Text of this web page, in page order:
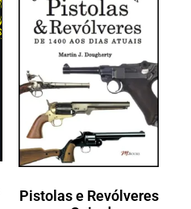
Pistolas e Revólveres